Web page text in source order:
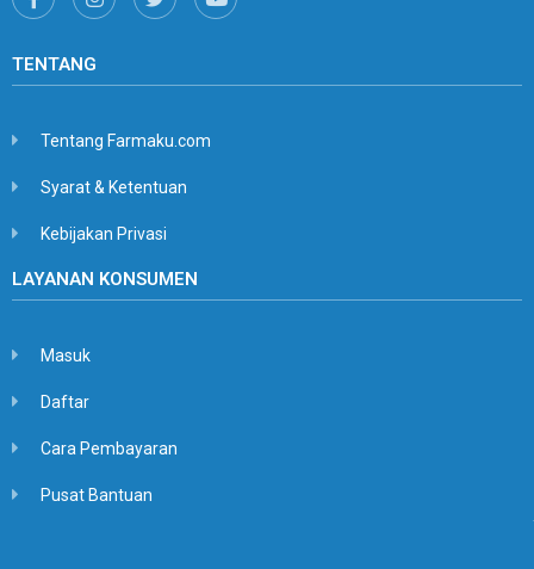
TENTANG
Tentang Farmaku.com
Syarat & Ketentuan
Kebijakan Privasi
LAYANAN KONSUMEN
Masuk
Daftar
Cara Pembayaran
Pusat Bantuan